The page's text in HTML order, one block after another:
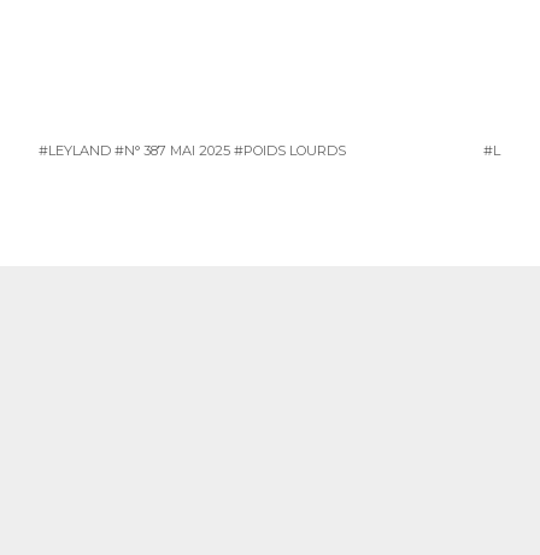
#LEYLAND #N° 387 MAI 2025 #POIDS LOURDS